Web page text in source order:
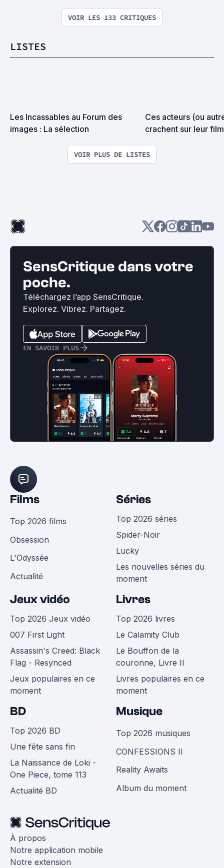
VOIR LES 133 CRITIQUES
LISTES
Les Incassables au Forum des
images : La sélection
Ces acteurs (ou
crachent sur leur film
VOIR PLUS DE LISTES
SensCritique dans votre
poche.
Téléchargez l’app SensCritique.
Explorez. Vibrez. Partagez.
EN SAVOIR PLUS
Films
Top 2026 films
Obsession
L'Odyssée
Actualité
Séries
Top 2026 séries
Spider-Noir
Lucky
Les nouvelles séries du
moment
Jeux vidéo
Top 2026 Jeux vidéo
007 First Light
Assassin's Creed: Black
Flag - Resynced
Jeux populaires en ce
moment
Livres
Top 2026 livres
Le Calamity Club
Le Bouffon de la
couronne, Livre II
Livres populaires en ce
moment
BD
Top 2026 BD
Une fête sans fin
La Naissance de Loki -
One Piece, tome 113
Actualité BD
Musique
Top 2026 musiques
CONFESSIONS II
Reality Awaits
Album du moment
À propos
Notre application mobile
Notre extension